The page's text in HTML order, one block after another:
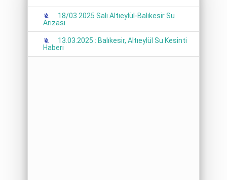
18/03 2025 Salı Altıeylül-Balıkesir Su
Arızası
13.03.2025 : Balıkesir, Altıeylül Su Kesinti
Haberi